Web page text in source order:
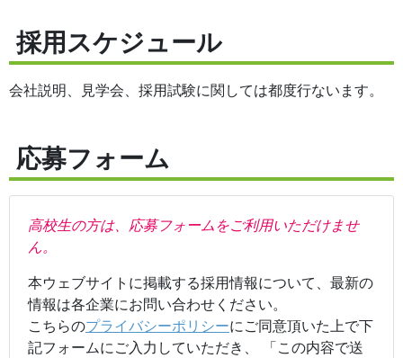
採用スケジュール
会社説明、見学会、採用試験に関しては都度行ないます。
応募フォーム
高校生の方は、応募フォームをご利用いただけませ
ん。
本ウェブサイトに掲載する採用情報について、最新の
情報は各企業にお問い合わせください。
こちらのプライバシーポリシーにご同意頂いた上で下
記フォームにご入力していただき、 「この内容で送